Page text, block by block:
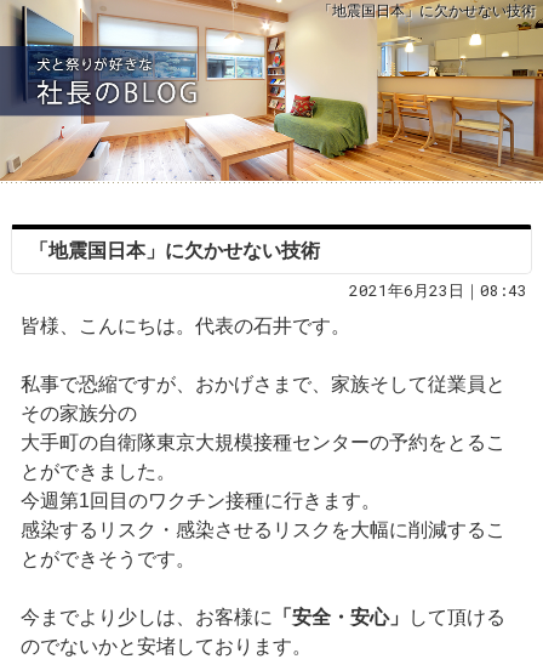
「地震国日本」に欠かせない技術
「地震国日本」に欠かせない技術
2021年6月23日｜08:43
皆様、こんにちは。代表の石井です。
私事で恐縮ですが、おかげさまで、家族そして従業員と
その家族分の
大手町の自衛隊東京大規模接種センターの予約をとるこ
とができました。
今週第1回目のワクチン接種に行きます。
感染するリスク・感染させるリスクを大幅に削減するこ
とができそうです。
今までより少しは、お客様に 「安全・安心」
して頂ける
のでないかと安堵しております。